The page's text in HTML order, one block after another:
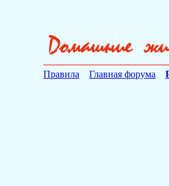
Правила Главная форума